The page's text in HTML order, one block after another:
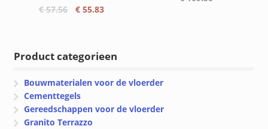
€57.56
Oorspronkelijke
€55.83Huidige
Product categorieen
Bouwmaterialen voor de vloerder
Cementtegels
Gereedschappen voor de vloerder
Granito Terrazzo